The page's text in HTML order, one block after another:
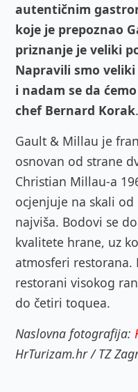
autentičnim
koje je prepoznao
priznanje je veliki
Napravili smo
i nadam se da
chef Bernard Korak.
Gault & Millau je
osnovan od strane
Christian Millau-a
ocjenjuje na skali
najviša. Bodovi se
kvalitete hrane, uz
atmosferi restorana.
restorani visokog
do četiri toquea.
Naslovna fotografija:
HrTurizam.hr / TZ